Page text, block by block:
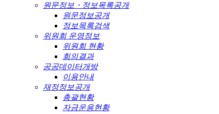
원문정보・정보목록공개
원문정보공개
정보목록검색
위원회 운영정보
위원회 현황
회의결과
공공데이터개방
이용안내
재정정보공개
총괄현황
자금운용현황